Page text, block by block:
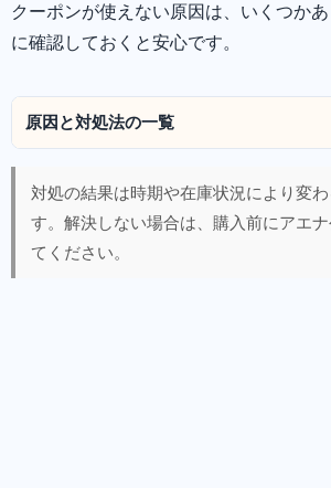
クーポンが使えない原因は、いくつか
に確認しておくと安心です。
原因と対処法の一覧
対処の結果は時期や在庫状況により変
す。解決しない場合は、購入前にアエ
てください。